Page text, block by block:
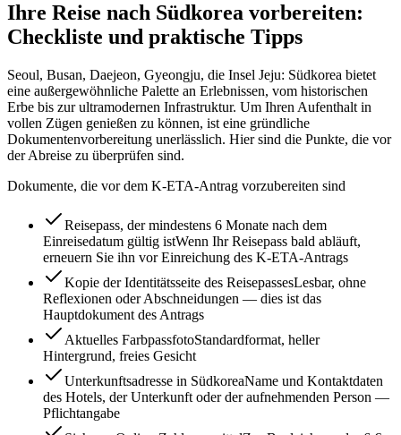
Ihre Reise nach Südkorea vorbereiten:
Checkliste und praktische Tipps
Seoul, Busan, Daejeon, Gyeongju, die Insel Jeju: Südkorea bietet
eine außergewöhnliche Palette an Erlebnissen, vom historischen
Erbe bis zur ultramodernen Infrastruktur. Um Ihren Aufenthalt in
vollen Zügen genießen zu können, ist eine gründliche
Dokumentenvorbereitung unerlässlich. Hier sind die Punkte, die vor
der Abreise zu überprüfen sind.
Dokumente, die vor dem K-ETA-Antrag vorzubereiten sind
Reisepass, der mindestens 6 Monate nach dem
Einreisedatum gültig istWenn Ihr Reisepass bald abläuft,
erneuern Sie ihn vor Einreichung des K-ETA-Antrags
Kopie der Identitätsseite des ReisepassesLesbar, ohne
Reflexionen oder Abschneidungen — dies ist das
Hauptdokument des Antrags
Aktuelles FarbpassfotoStandardformat, heller
Hintergrund, freies Gesicht
Unterkunftsadresse in SüdkoreaName und Kontaktdaten
des Hotels, der Unterkunft oder der aufnehmenden Person —
Pflichtangabe